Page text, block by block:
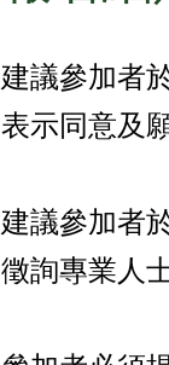
建議參加者
表示同意及
建議參加者
徵詢專業人